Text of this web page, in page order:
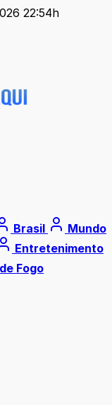
22:54h
Brasil
Mundo
Entretenimento
Fogo